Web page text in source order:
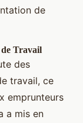
de
Travail
des
travail, ce
emprunteurs
a mis en